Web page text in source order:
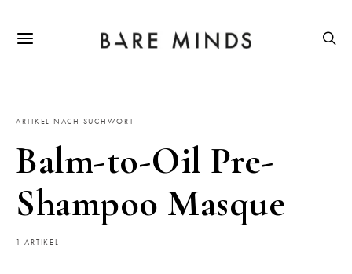
ARTIKEL NACH SUCHWORT
Balm-to-Oil Pre-
Shampoo Masque
1 ARTIKEL